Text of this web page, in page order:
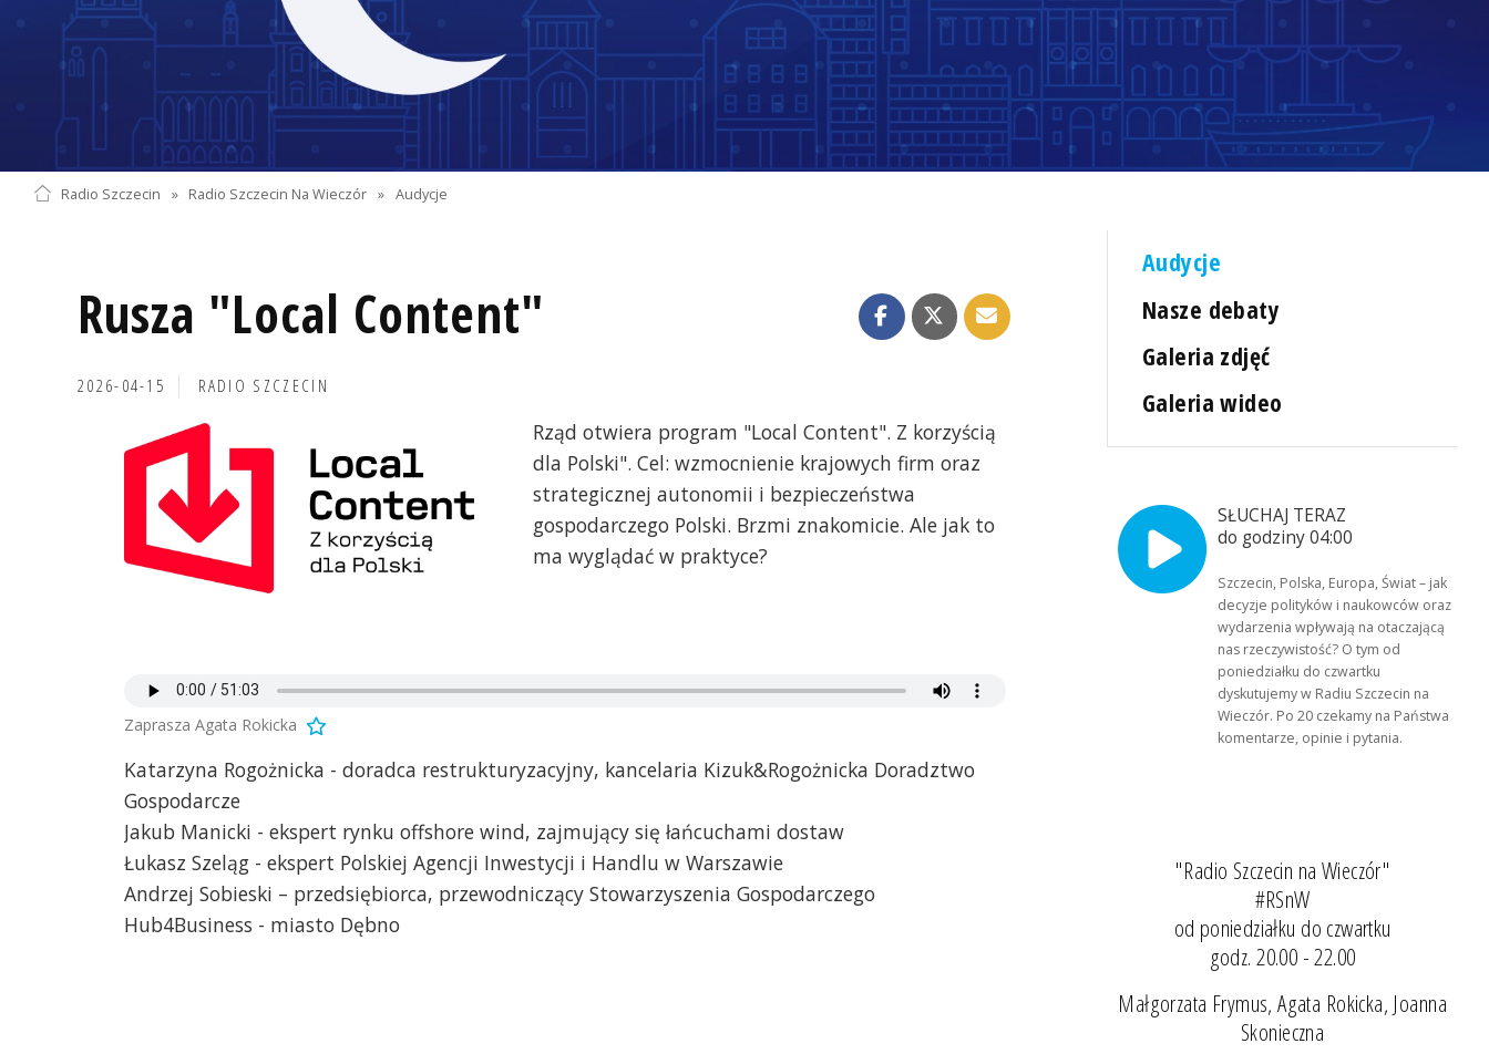
Radio Szczecin » Radio Szczecin Na Wieczór » Audycje
Rusza "Local Content"
2026-04-15 RADIO SZCZECIN
Rząd otwiera program "Local Content". Z korzyścią
dla Polski". Cel: wzmocnienie krajowych firm oraz
strategicznej autonomii i bezpieczeństwa
gospodarczego Polski. Brzmi znakomicie. Ale jak to
ma wyglądać w praktyce?
Zaprasza Agata Rokicka
Katarzyna Rogożnicka - doradca restrukturyzacyjny, kancelaria Kizuk&Rogożnicka Doradztwo
Gospodarcze
Jakub Manicki - ekspert rynku offshore wind, zajmujący się łańcuchami dostaw
Łukasz Szeląg - ekspert Polskiej Agencji Inwestycji i Handlu w Warszawie
Andrzej Sobieski – przedsiębiorca, przewodniczący Stowarzyszenia Gospodarczego
Hub4Business - miasto Dębno
Audycje
Nasze debaty
Galeria zdjęć
Galeria wideo
SŁUCHAJ TERAZ
do godziny 04:00
Szczecin, Polska, Europa, Świat – jak
decyzje polityków i naukowców oraz
wydarzenia wpływają na otaczającą
nas rzeczywistość? O tym od
poniedziałku do czwartku
dyskutujemy w Radiu Szczecin na
Wieczór. Po 20 czekamy na Państwa
komentarze, opinie i pytania.
"Radio Szczecin na Wieczór"
#RSnW
od poniedziałku do czwartku
godz. 20.00 - 22.00
Małgorzata Frymus, Agata Rokicka, Joanna
Skonieczna